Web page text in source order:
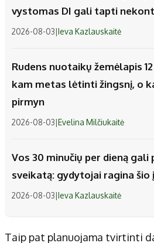
vystomas DI gali tapti
2026-08-03|Ieva Kazlauskaitė
Rudens nuotaikų žemėlapis
kam metas lėtinti žingsnį, o
pirmyn
2026-08-03|Evelina Milčiukaitė
Vos 30 minučių per dieną gali
sveikatą: gydytojai ragina
2026-08-03|Ieva Kazlauskaitė
Taip pat planuojama tvirtinti